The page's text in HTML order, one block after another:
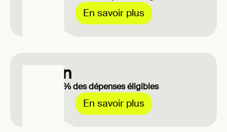
En savoir plus
Toulon
Jusqu'à 25% des dépenses éligibles
En savoir plus